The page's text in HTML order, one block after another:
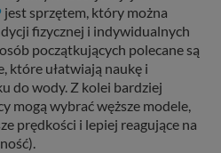
jest sprzętem, który można
fizycznej i indywidualnych
początkujących polecane są
które ułatwiają naukę i
do wody. Z kolei bardziej
mogą wybrać węższe modele,
prędkości i lepiej reagujące na